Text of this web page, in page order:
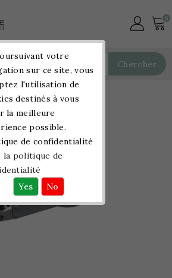
0
Chercher
votre
sur ce site, vous
l'utilisation de
destinés à vous
la meilleure
possible.
de confidentialité
la politique de